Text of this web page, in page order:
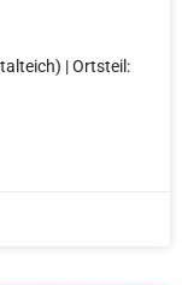
| Ortsteil: